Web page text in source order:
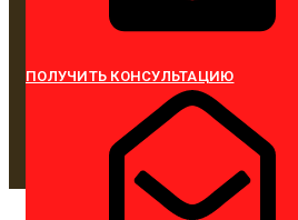
ПОЛУЧИТЬ КОНСУЛЬТАЦИЮ